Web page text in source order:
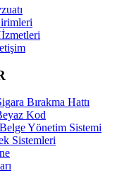
Bırakma Hattı
Kod
Yönetim Sistemi
Sistemleri